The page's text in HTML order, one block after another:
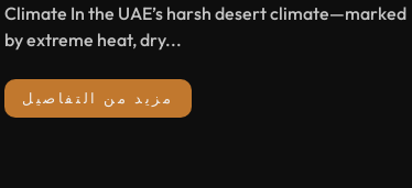
Climate In the UAE’s harsh desert climate—marked
by extreme heat, dry...
مزيد من التفاصيل